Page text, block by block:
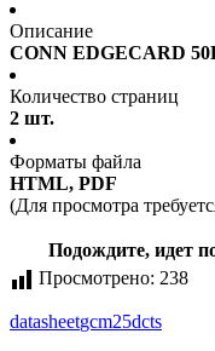
Описание
CONN EDGECARD
Количество страниц
2 шт.
Форматы файла
HTML, PDF
(Для просмотра
Подождите, идет
Просмотрено: 238
datasheetgcm25dcts